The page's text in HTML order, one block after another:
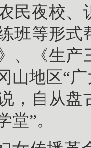
民夜校
班等形
、《生
山地区“
，自从盘
堂”。